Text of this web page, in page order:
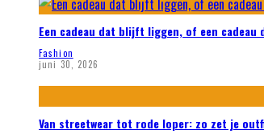
Een cadeau dat blijft liggen, of een
Fashion
juni 30, 2026
Van streetwear tot rode loper: zo zet je